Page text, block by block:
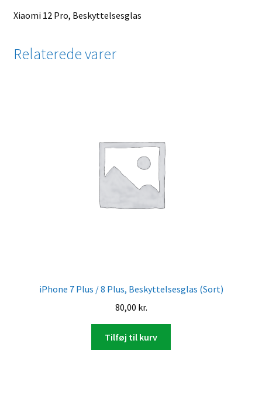
Xiaomi 12 Pro, Beskyttelsesglas
Relaterede varer
iPhone 7 Plus / 8 Plus, Beskyttelsesglas (Sort)
80,00 kr.
Tilføj til kurv